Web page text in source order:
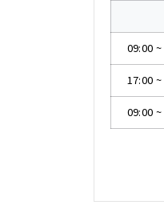
09:00 ~
17:00 ~
09:00 ~